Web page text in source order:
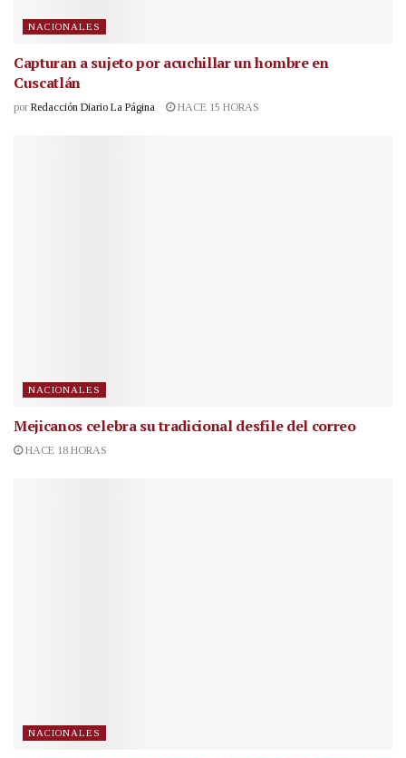
NACIONALES
Capturan a sujeto por acuchillar un hombre en
Cuscatlán
por Redacción Diario La Página HACE 15 HORAS
NACIONALES
Mejicanos celebra su tradicional desfile del correo
HACE 18 HORAS
NACIONALES